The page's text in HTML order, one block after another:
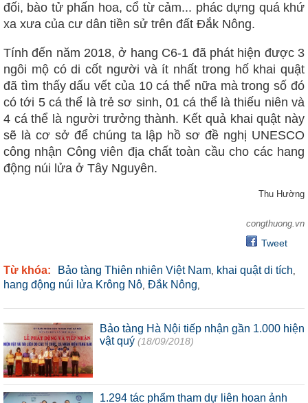
đối, bào tử phấn hoa, cổ từ cảm... phác dựng quá khứ
xa xưa của cư dân tiền sử trên đất Đắk Nông.
Tính đến năm 2018, ở hang C6-1 đã phát hiện được 3
ngôi mộ có di cốt người và ít nhất trong hố khai quật
đã tìm thấy dấu vết của 10 cá thể nữa mà trong số đó
có tới 5 cá thể là trẻ sơ sinh, 01 cá thể là thiếu niên và
4 cá thể là người trưởng thành. Kết quả khai quật này
sẽ là cơ sở để chúng ta lập hồ sơ đề nghị UNESCO
công nhận Công viên địa chất toàn cầu cho các hang
động núi lửa ở Tây Nguyên.
Thu Hường
congthuong.vn
Tweet
Từ khóa: Bảo tàng Thiên nhiên Việt Nam, khai quật di tích,
hang động núi lửa Krông Nô, Đắk Nông,
Bảo tàng Hà Nội tiếp nhận gần 1.000 hiện
vật quý (18/09/2018)
1.294 tác phẩm tham dự liên hoan ảnh